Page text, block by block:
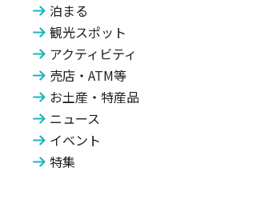
泊まる
観光スポット
アクティビティ
売店・ATM等
お土産・特産品
ニュース
イベント
特集